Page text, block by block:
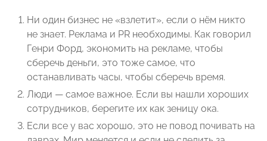
Ни один бизнес не «взлетит», если о нём никто
не знает. Реклама и PR необходимы. Как говорил
Генри Форд, экономить на рекламе, чтобы
сберечь деньги, это тоже самое, что
останавливать часы, чтобы сберечь время.
Люди — самое важное. Если вы нашли хороших
сотрудников, берегите их как зеницу ока.
Если все у вас хорошо, это не повод почивать на